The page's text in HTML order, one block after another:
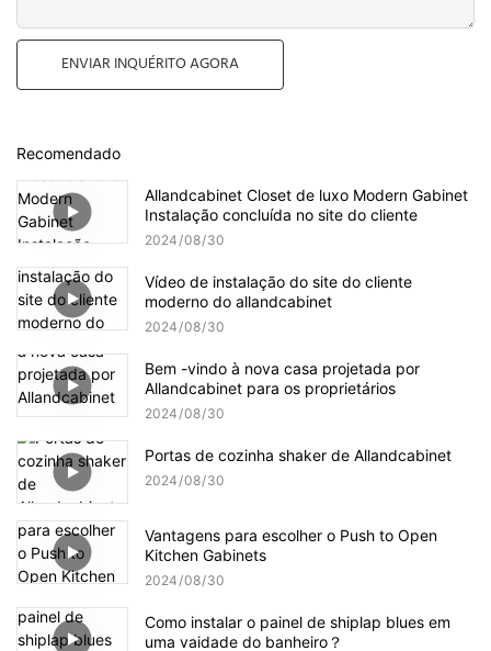
ENVIAR INQUÉRITO AGORA
Recomendado
Allandcabinet Closet de luxo Modern Gabinet
Instalação concluída no site do cliente
2024 08 30
Vídeo de instalação do site do cliente
moderno do allandcabinet
2024 08 30
Bem -vindo à nova casa projetada por
Allandcabinet para os proprietários
2024 08 30
Portas de cozinha shaker de Allandcabinet
2024 08 30
Vantagens para escolher o Push to Open
Kitchen Gabinets
2024 08 30
Como instalar o painel de shiplap blues em
uma vaidade do banheiro？